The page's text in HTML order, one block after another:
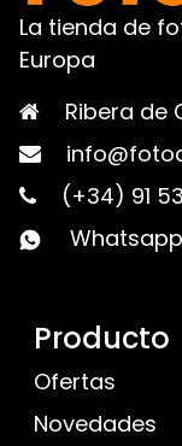
La tienda de
Europa
Ribera de
(+34) 91
Whatsapp
Producto
Ofertas
Novedades